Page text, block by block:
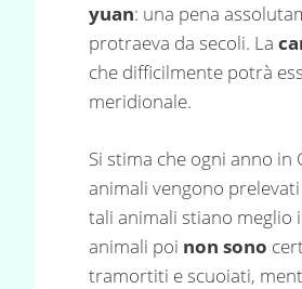
yuan: una pena
protraeva da secoli. La
che difficilmente potrà
meridionale.
Si stima che ogni anno in
animali vengono
tali animali stiano meglio
animali poi non sono
tramortiti e scuoiati,